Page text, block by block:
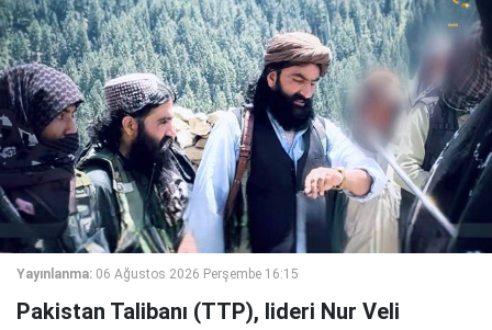
Yayınlanma: 06 Ağustos 2026 Perşembe 16:15
Pakistan Talibanı (TTP), lideri Nur Veli